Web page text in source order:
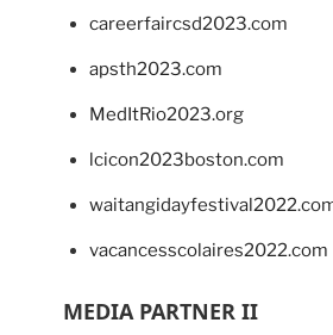
careerfaircsd2023.com
apsth2023.com
MedItRio2023.org
lcicon2023boston.com
vacancesscolaires2022.com
MEDIA PARTNER II